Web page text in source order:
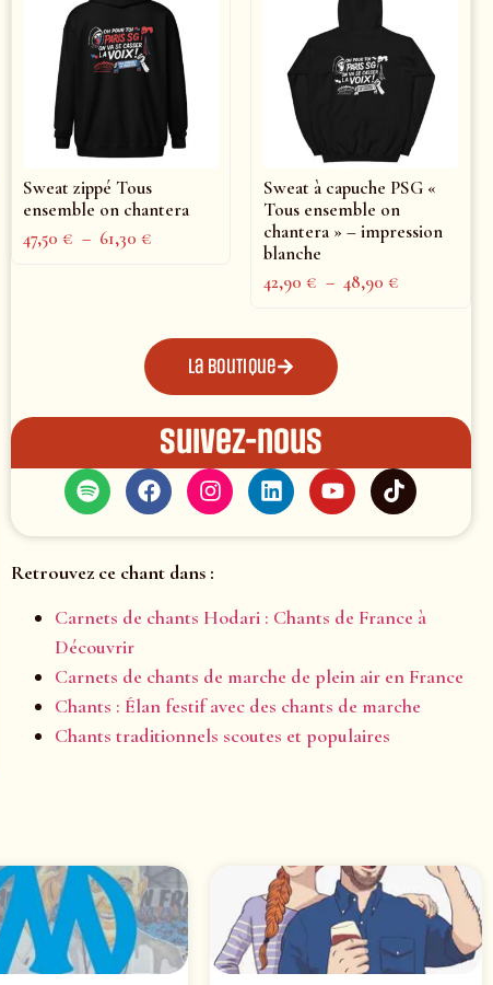
Sweat zippé Tous
ensemble on chantera
47,50€ – 61,30€
Sweat à capuche PSG «
Tous ensemble on
chantera » – impression
blanche
42,90€ – 48,90€
La boutique
Suivez-nous
Retrouvez ce chant dans :
Carnets de chants Hodari : Chants de France à
Découvrir
Carnets de chants de marche de plein air en France
Chants : Élan festif avec des chants de marche
Chants traditionnels scoutes et populaires